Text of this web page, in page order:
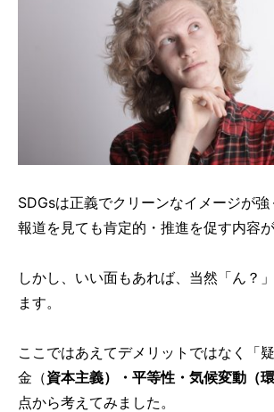
SDGsは正義でクリーンなイメージが
報道を見ても肯定的・推進を促す内容が
しかし、いい面もあれば、当然「ん？
ます。
ここではあえてデメリットではなく「
金（資本主義）・平等性・気候変動（環
点から考えてみました。